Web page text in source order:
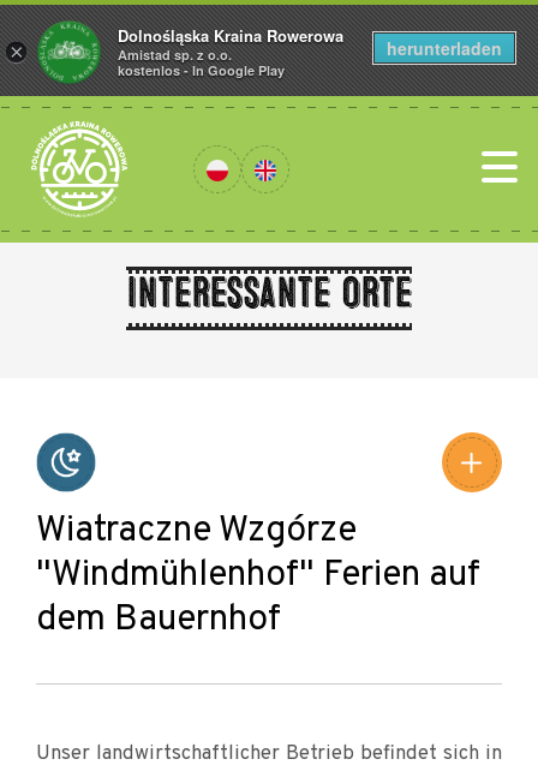
Interessante Orte
Wiatraczne Wzgórze
"Windmühlenhof" Ferien auf
dem Bauernhof
Unser landwirtschaftlicher Betrieb befindet sich in
×
Dolnośląska Kraina Rowerowa
Amistad sp. z o.o.
kostenlos - In Google Play
herunterladen